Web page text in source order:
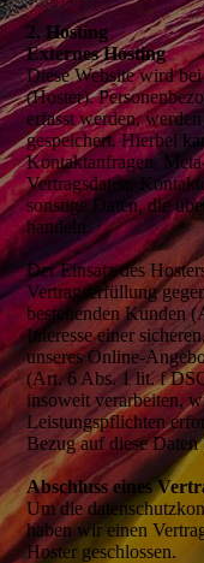
2. Hosting
Externes Hosting
Diese Website wird
(Hoster).
erfasst werden,
gespeichert. Hierbei
Kontaktanfragen,
Vertragsdaten,
sonstige Daten, die
handeln.
Der Einsatz des
Vertragserfüllung
bestehenden Kunden
Interesse einer
unseres Online-
(Art. 6 Abs. 1 lit. f
insoweit verarbeiten,
Leistungspflichten
Bezug auf diese Daten
Abschluss eines
Um die
haben wir einen
Hoster geschlossen.